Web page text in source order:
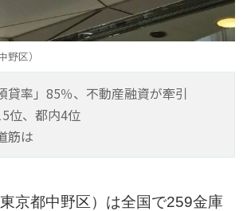
区）
貸率」85％、不動産融資が牽引
位、都内4位
筋は
京都中野区）は全国で259金庫